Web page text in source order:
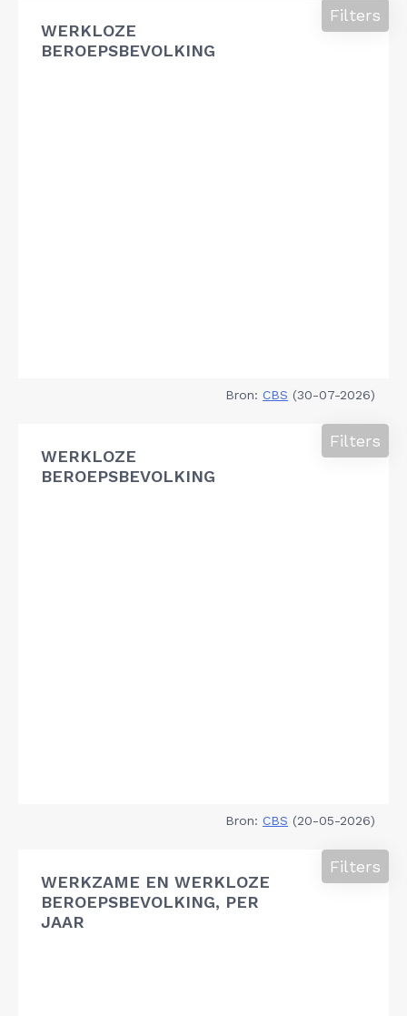
WERKLOZE
BEROEPSBEVOLKING
Filters
Bron: CBS (30-07-2026)
WERKLOZE
BEROEPSBEVOLKING
Filters
Bron: CBS (20-05-2026)
WERKZAME EN WERKLOZE
BEROEPSBEVOLKING, PER
JAAR
Filters